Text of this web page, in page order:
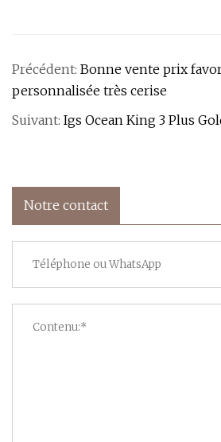
Précédent: Bonne vente prix
personnalisée très cerise
Suivant: Igs Ocean King 3 Plus
Notre contact